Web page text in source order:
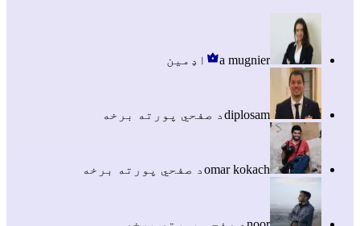
a mugnier اډمین
diplosamد صفحي پورته برخه
omar kokachد صفحي پورته برخه